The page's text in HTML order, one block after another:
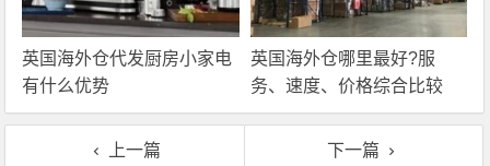
英国海外仓代发厨房小家电
有什么优势
英国海外仓哪里最好?服
务、速度、价格综合比较
上一篇
下一篇